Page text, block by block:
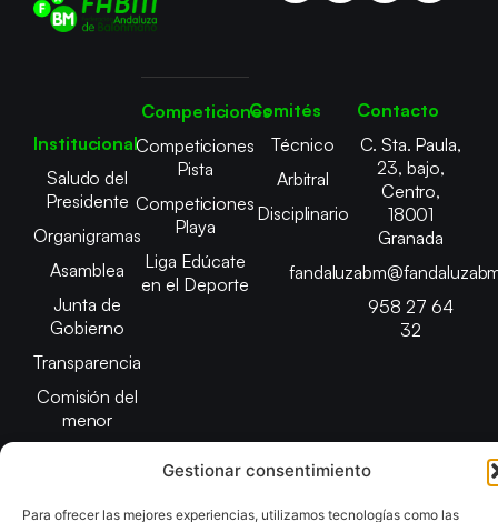
Gestionar consentimiento
Para ofrecer las mejores experiencias, utilizamos tecnologías como las
Institucional
Saludo del
Presidente
Organigramas
Asamblea
Junta de
Gobierno
Transparencia
Comisión del
menor
Competiciones
Competiciones
Pista
Competiciones
Playa
Liga Edúcate
en el Deporte
Comités
Técnico
Arbitral
Disciplinario
Contacto
C. Sta. Paula,
23, bajo,
Centro,
18001
Granada
958 27 64
32